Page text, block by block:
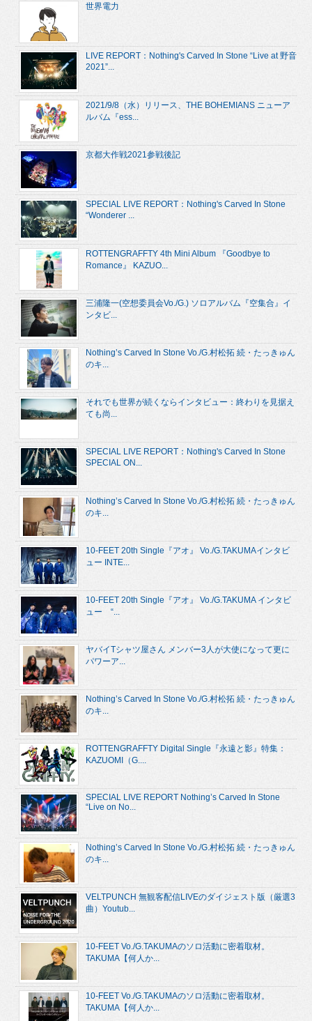
世界電力
LIVE REPORT：Nothing's Carved In Stone “Live at 野音
2021”...
2021/9/8（水）リリース、THE BOHEMIANS ニューア
ルバム『ess...
京都大作戦2021参戦後記
SPECIAL LIVE REPORT：Nothing's Carved In Stone
“Wonderer ...
ROTTENGRAFFTY 4th Mini Album 『Goodbye to
Romance』 KAZUO...
三浦隆一(空想委員会Vo./G.) ソロアルバム『空集合』イ
ンタビ...
Nothing’s Carved In Stone Vo./G.村松拓 続・たっきゅん
のキ...
それでも世界が続くならインタビュー：終わりを見据え
ても尚...
SPECIAL LIVE REPORT：Nothing's Carved In Stone
SPECIAL ON...
Nothing’s Carved In Stone Vo./G.村松拓 続・たっきゅん
のキ...
10-FEET 20th Single『アオ』 Vo./G.TAKUMAインタビ
ュー INTE...
10-FEET 20th Single『アオ』 Vo./G.TAKUMA インタビ
ュー “...
ヤバイTシャツ屋さん メンバー3人が大使になって更に
パワーア...
Nothing’s Carved In Stone Vo./G.村松拓 続・たっきゅん
のキ...
ROTTENGRAFFTY Digital Single『永遠と影』特集：
KAZUOMI（G....
SPECIAL LIVE REPORT Nothing’s Carved In Stone
“Live on No...
Nothing’s Carved In Stone Vo./G.村松拓 続・たっきゅん
のキ...
VELTPUNCH 無観客配信LIVEのダイジェスト版（厳選3
曲）Youtub...
10-FEET Vo./G.TAKUMAのソロ活動に密着取材。
TAKUMA【何人か...
10-FEET Vo./G.TAKUMAのソロ活動に密着取材。
TAKUMA【何人か...